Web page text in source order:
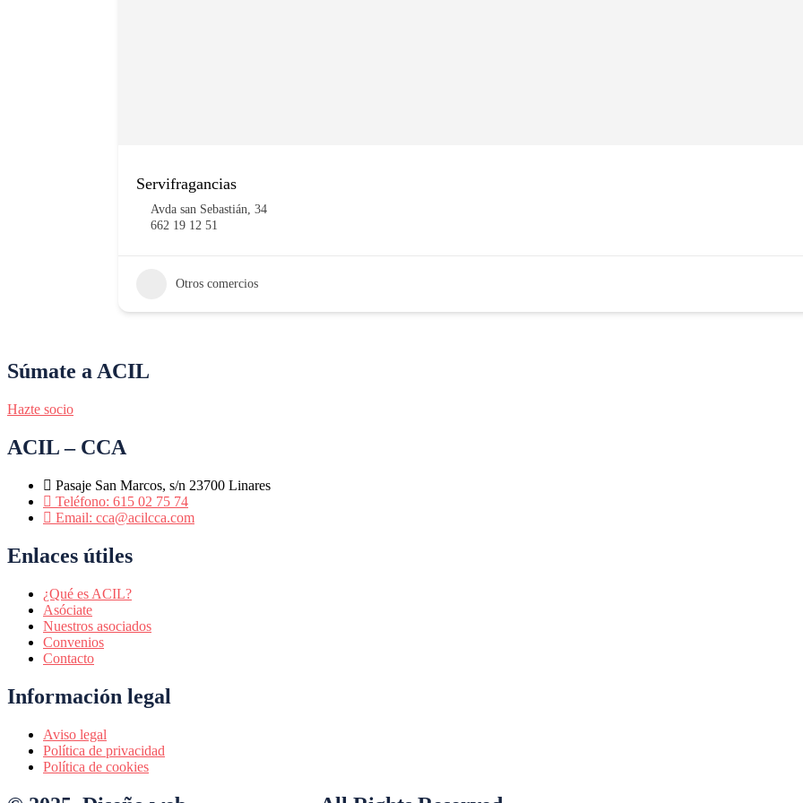
Servifragancias
Avda san Sebastián, 34
662 19 12 51
Otros comercios
Súmate a ACIL
Hazte socio
ACIL – CCA
Pasaje San Marcos, s/n 23700 Linares
Teléfono: 615 02 75 74
Email: cca@acilcca.com
Enlaces útiles
¿Qué es ACIL?
Asóciate
Nuestros asociados
Convenios
Contacto
Información legal
Aviso legal
Política de privacidad
Política de cookies